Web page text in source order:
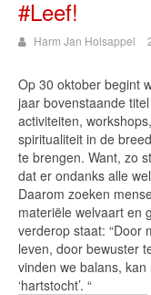
#Leef!
Harm Jan Holsappel
Op 30 oktober begint
jaar bovenstaande
activiteiten,
spiritualiteit in de
te brengen. Want, zo
dat er ondanks alle
Daarom zoeken
materiële welvaart en
verderop staat: “Door
leven, door bewuster
vinden we balans,
‘hartstocht’. “